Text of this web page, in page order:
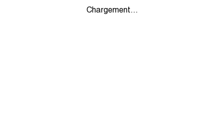
Chargement...